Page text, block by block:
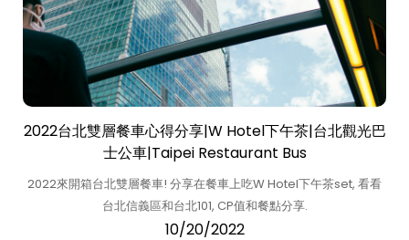
2022台北雙層餐車心得分享|W Hotel下午茶|台北觀光巴
士公車|Taipei Restaurant Bus
2022來開箱台北雙層餐車! 分享在餐車上吃W Hotel下午茶set, 看看
台北信義區和台北101, CP值和餐點分享.
10/20/2022